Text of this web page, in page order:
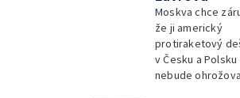
Moskva chce
že ji americký
protiraketový
v Česku a Polsku
nebude